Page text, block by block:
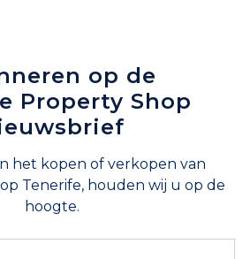
op de
Property Shop
het kopen of verkopen van
Tenerife, houden wij u op de
hoogte.